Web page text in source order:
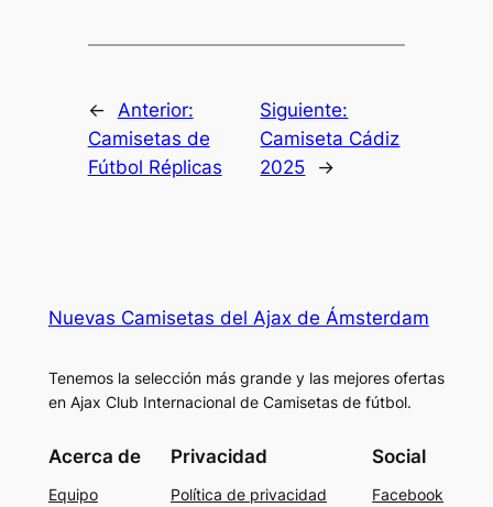
←
Anterior:
Camisetas de
Fútbol Réplicas
Siguiente:
Camiseta Cádiz
2025
→
Nuevas Camisetas del Ajax de Ámsterdam
Tenemos la selección más grande y las mejores ofertas
en Ajax Club Internacional de Camisetas de fútbol.
Acerca de
Equipo
Privacidad
Política de privacidad
Social
Facebook